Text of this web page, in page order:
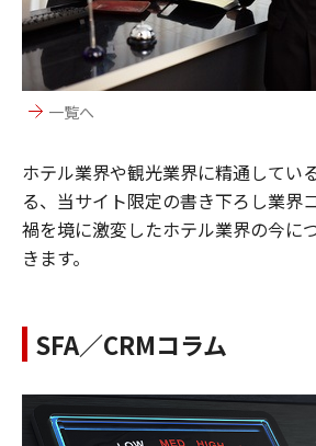
一覧へ
ホテル業界や観光業界に精通してい
る、当サイト限定の書き下ろし業界
禍を境に激変したホテル業界の今に
きます。
SFA／CRMコラム